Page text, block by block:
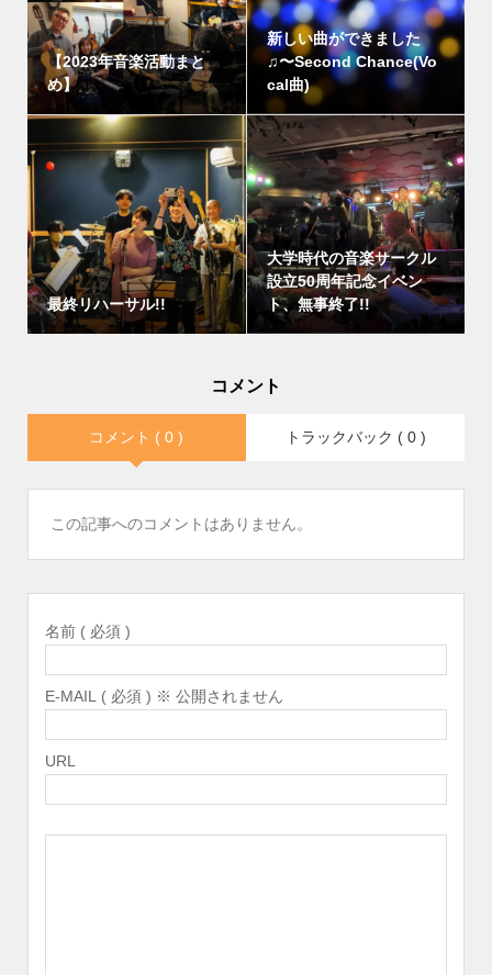
【2023年音楽活動まと
め】
新しい曲ができました
♫〜Second Chance(Vo
cal曲)
最終リハーサル!!
大学時代の音楽サークル
設立50周年記念イベン
ト、無事終了!!
コメント
コメント ( 0 ) トラックバック ( 0 )
この記事へのコメントはありません。
名前 ( 必須 )
E-MAIL ( 必須 ) ※ 公開されません
URL